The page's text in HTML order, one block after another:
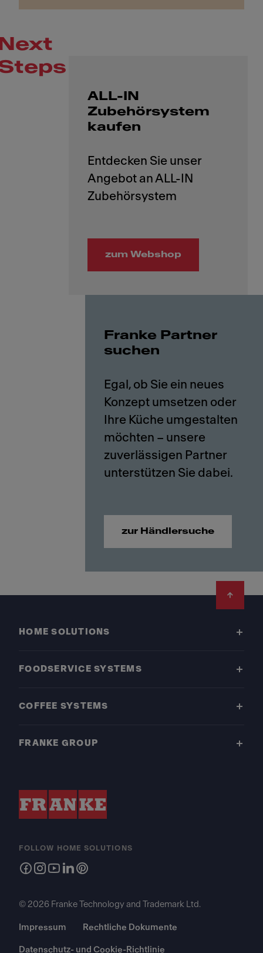
ALL-IN
Zubehörsystem
kaufen
Entdecken Sie unser
Angebot an ALL-IN
zum Webshop
Franke Partner
suchen
Egal, ob Sie ein neues
Konzept umsetzen oder
Ihre Küche umgestalten
möchten – unsere
zuverlässigen Partner
zur Händlersuche
HOME SOLUTIONS
FOODSERVICE SYSTEMS
COFFEE SYSTEMS
FRANKE GROUP
FOLLOW HOME SOLUTIONS
© 2026 Franke Technology and Trademark Ltd.
Impressum Rechtliche Dokumente
Datenschutz- und Cookie-Richtlinie